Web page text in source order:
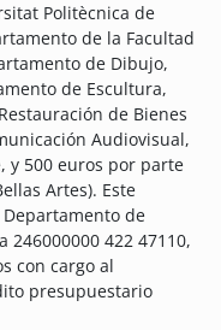
Politècnica de
de la Facultad
de Dibujo,
de Escultura,
de Bienes
Audiovisual,
y 500 euros por parte
Artes). Este
de
422 47110,
con cargo al
presupuestario